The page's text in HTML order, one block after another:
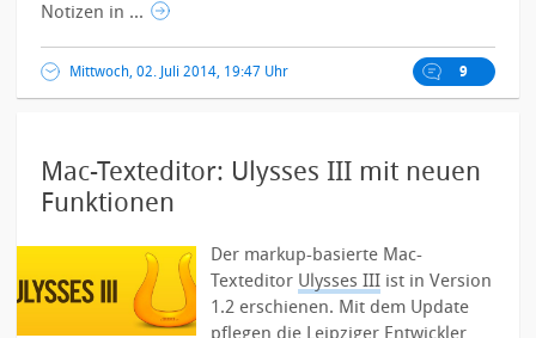
Notizen in ...
Mittwoch, 02. Juli 2014, 19:47 Uhr 9
Mac-Texteditor: Ulysses III mit neuen
Funktionen
Der markup-basierte Mac-
Texteditor Ulysses III ist in Version
1.2 erschienen. Mit dem Update
pflegen die Leipziger Entwickler